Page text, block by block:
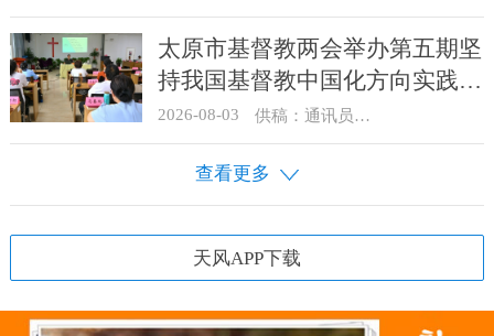
太原市基督教两会举办第五期坚
持我国基督教中国化方向实践能
力专题培训
2026-08-03 供稿：通讯员 王建春 摄影：史爱梅
查看更多
天风APP下载